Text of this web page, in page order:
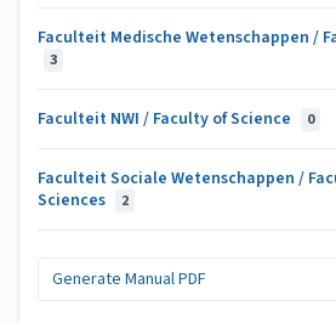
Faculteit Medische Wetenschappen /
3
Faculteit NWI / Faculty of Science 0
Faculteit Sociale Wetenschappen /
Sciences
2
Generate Manual PDF